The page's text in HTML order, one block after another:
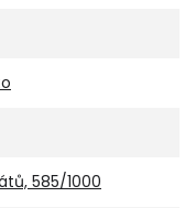
585/1000